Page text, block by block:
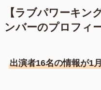
【ラブパワーキン
ンバーのプロフィ
出演者16名の情報が1